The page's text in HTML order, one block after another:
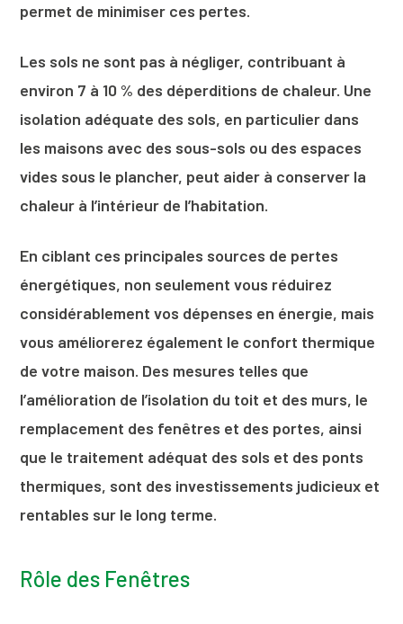
permet de minimiser ces pertes.
Les sols ne sont pas à négliger, contribuant à
environ 7 à 10 % des déperditions de chaleur. Une
isolation adéquate des sols, en particulier dans
les maisons avec des sous-sols ou des espaces
vides sous le plancher, peut aider à conserver la
chaleur à l’intérieur de l’habitation.
En ciblant ces principales sources de pertes
énergétiques, non seulement vous réduirez
considérablement vos dépenses en énergie, mais
vous améliorerez également le confort thermique
de votre maison. Des mesures telles que
l’amélioration de l’isolation du toit et des murs, le
remplacement des fenêtres et des portes, ainsi
que le traitement adéquat des sols et des ponts
thermiques, sont des investissements judicieux et
rentables sur le long terme.
Rôle des Fenêtres